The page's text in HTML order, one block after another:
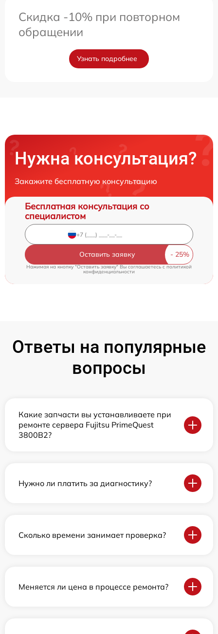
Скидка -10% при повторном
обращении
Узнать подробнее
Нужна консультация?
Закажите бесплатную консультацию
Бесплатная консультация со
специалистом
Оставить заявку
Нажимая на кнопку "Оставить заявку" Вы соглашаетесь c политикой
конфиденциальности
Ответы на популярные
вопросы
Какие запчасти вы устанавливаете при
ремонте сервера Fujitsu PrimeQuest
3800B2?
Нужно ли платить за диагностику?
Сколько времени занимает проверка?
Меняется ли цена в процессе ремонта?